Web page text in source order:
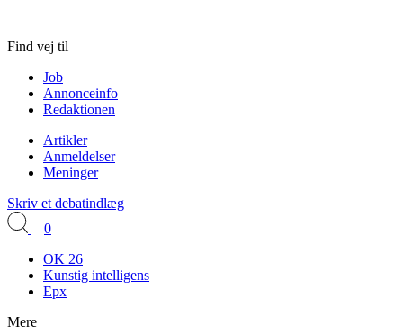
Find vej til
Job
Annonceinfo
Redaktionen
Artikler
Anmeldelser
Meninger
Skriv et debatindlæg
0
OK 26
Kunstig intelligens
Epx
Mere